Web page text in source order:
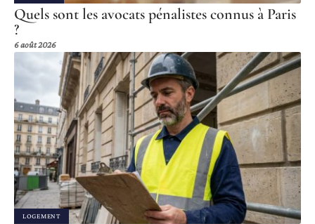
Quels sont les avocats pénalistes connus à Paris
?
6 août 2026
LOGEMENT